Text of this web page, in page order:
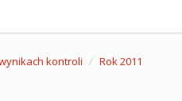
kontroli Rok 2011